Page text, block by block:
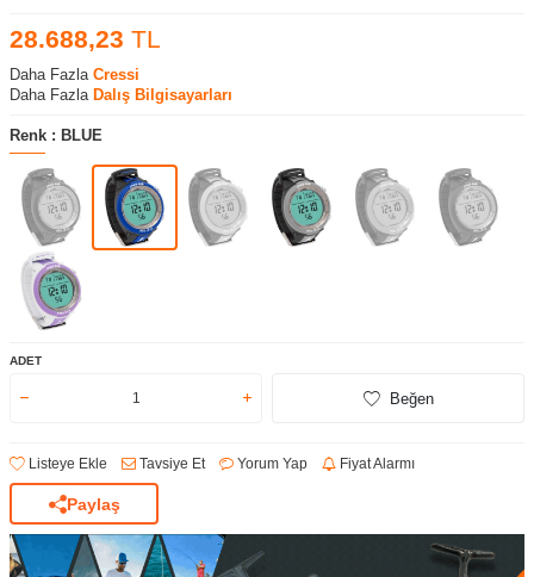
28.688,23 TL
Daha Fazla Cressi
Daha Fazla Dalış Bilgisayarları
Renk : BLUE
ADET
Beğen
Listeye Ekle Tavsiye Et Yorum Yap Fiyat Alarmı
Paylaş